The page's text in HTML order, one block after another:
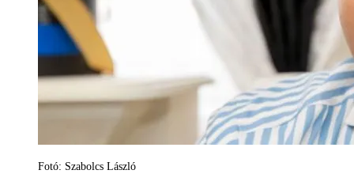
Fotó: Szabolcs László